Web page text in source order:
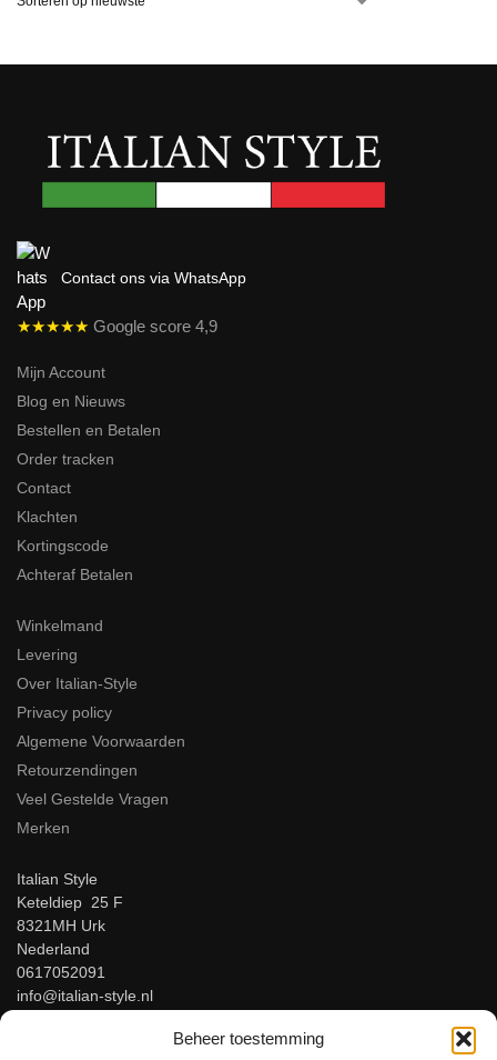
Beheer toestemming
Contact ons via WhatsApp
★★★★★ Google score 4,9
Mijn Account
Blog en Nieuws
Bestellen en Betalen
Order tracken
Contact
Klachten
Kortingscode
Achteraf Betalen
Winkelmand
Levering
Over Italian-Style
Privacy policy
Algemene Voorwaarden
Retourzendingen
Veel Gestelde Vragen
Merken
Italian Style
Keteldiep 25 F
8321MH Urk
Nederland
0617052091
info@italian-style.nl
BTW: NL866816483B01